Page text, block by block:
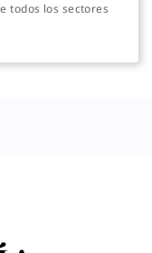
todos los sectores